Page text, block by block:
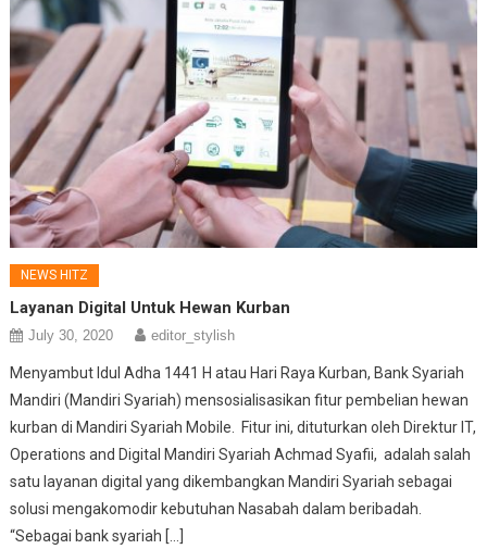
NEWS HITZ
Layanan Digital Untuk Hewan Kurban
July 30, 2020 editor_stylish
Menyambut Idul Adha 1441 H atau Hari Raya Kurban, Bank Syariah
Mandiri (Mandiri Syariah) mensosialisasikan fitur pembelian hewan
kurban di Mandiri Syariah Mobile. Fitur ini, dituturkan oleh Direktur IT,
Operations and Digital Mandiri Syariah Achmad Syafii, adalah salah
satu layanan digital yang dikembangkan Mandiri Syariah sebagai
solusi mengakomodir kebutuhan Nasabah dalam beribadah.
“Sebagai bank syariah […]